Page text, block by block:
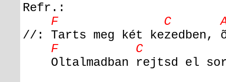
Refr.:
F C
//: Tarts meg két kezedben,
F C d
Oltalmadban rejtsd el